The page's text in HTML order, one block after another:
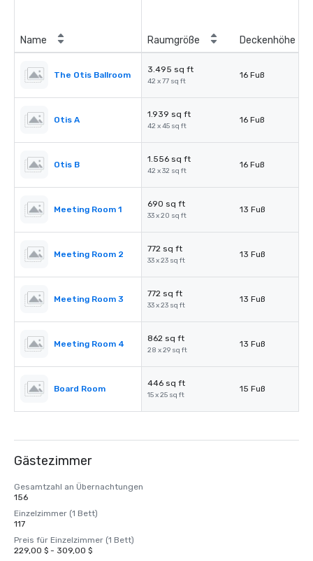
Name Raumgröße Deckenhöhe
The Otis Ballroom
3.495 sq ft
42 x 77 sq ft
16 Fuß
Otis A
1.939 sq ft
42 x 45 sq ft
16 Fuß
Otis B
1.556 sq ft
42 x 32 sq ft
16 Fuß
Meeting Room 1
690 sq ft
33 x 20 sq ft
13 Fuß
Meeting Room 2
772 sq ft
33 x 23 sq ft
13 Fuß
Meeting Room 3
772 sq ft
33 x 23 sq ft
13 Fuß
Meeting Room 4
862 sq ft
28 x 29 sq ft
13 Fuß
Board Room
446 sq ft
15 x 25 sq ft
15 Fuß
Gästezimmer
Gesamtzahl an Übernachtungen
156
Einzelzimmer (1 Bett)
117
Preis für Einzelzimmer (1 Bett)
229,00 $ - 309,00 $